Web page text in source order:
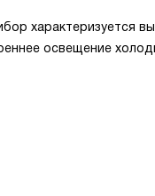
характеризуется
освещение